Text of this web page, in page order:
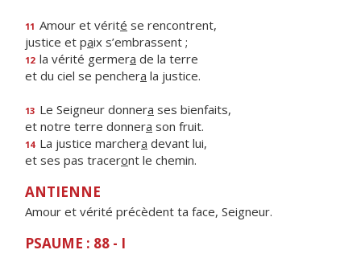
11 Amour et vérité se rencontrent,
justice et paix s’embrassent ;
12 la vérité germera de la terre
et du ciel se penchera la justice.
13 Le Seigneur donnera ses bienfaits,
et notre terre donnera son fruit.
14 La justice marchera devant lui,
et ses pas traceront le chemin.
ANTIENNE
Amour et vérité précèdent ta face, Seigneur.
PSAUME : 88 - I